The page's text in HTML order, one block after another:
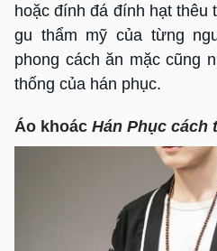
hoặc đính đá đính hạt thêu
gu thẩm mỹ của từng
phong cách ăn mặc cũng
thống của hán phục.
Áo khoác Hán Phục cách